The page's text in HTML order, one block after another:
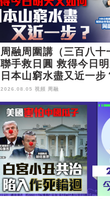
周融周圍講（三百八十
聯手救日圓 救得今日
日本山窮水盡又近一步
2026.08.05 視頻 周融